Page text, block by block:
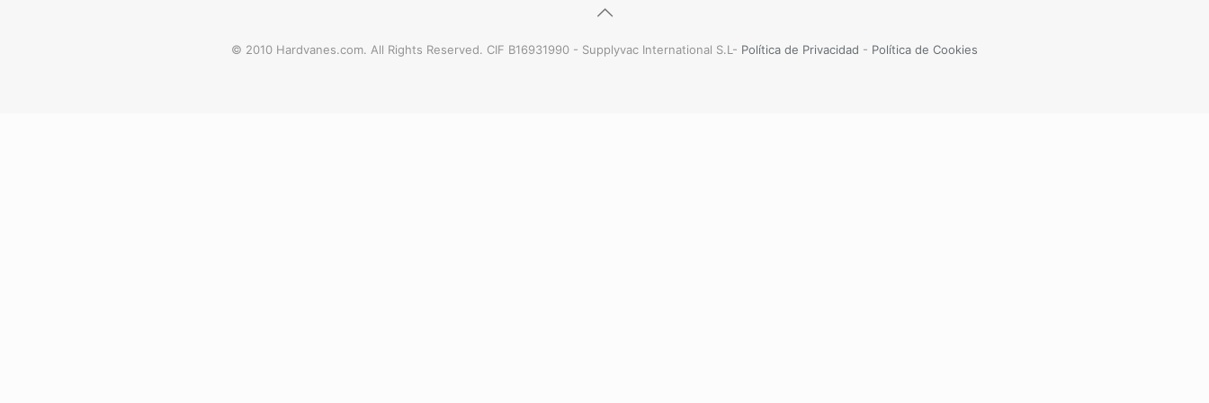
© 2010 Hardvanes.com. All Rights Reserved. CIF B16931990 - Supplyvac International S.L- Política de Privacidad - Política de Cookies